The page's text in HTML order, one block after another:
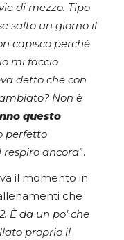
di mezzo. Tipo
salto un giorno il
capisco perché
mi faccio
detto che con
Non è
questo
perfetto
ancora”.
il momento in
che
È da un po’ che
proprio il